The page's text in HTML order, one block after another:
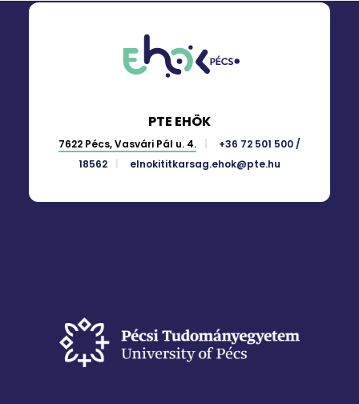
PTE EHÖK
7622 Pécs, Vasvári Pál u. 4.
+36 72 501 500 /
18562
elnokititkarsag.ehok@pte.hu